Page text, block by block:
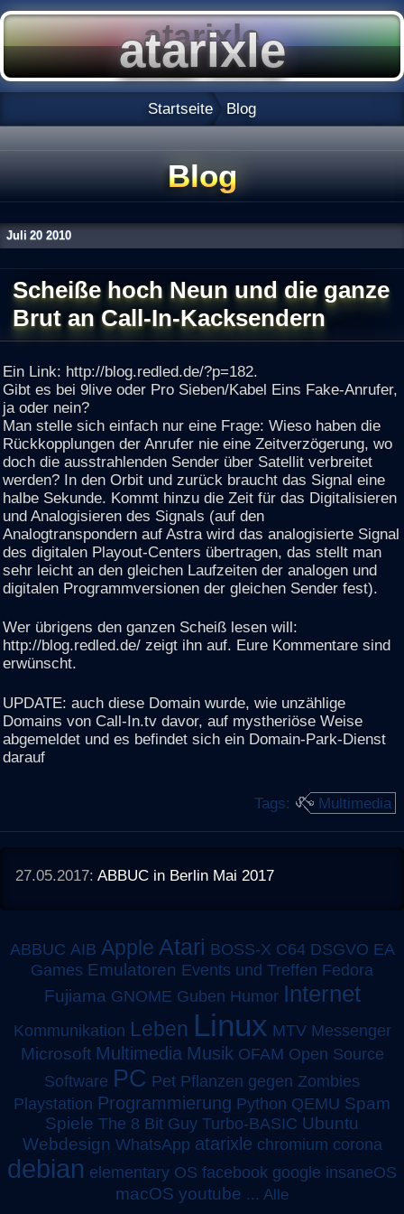
Startseite Blog
Blog
Juli 20 2010
Scheiße hoch Neun und die ganze
Brut an Call-In-Kacksendern
Ein Link: http://blog.redled.de/?p=182.
Gibt es bei 9live oder Pro Sieben/Kabel Eins Fake-Anrufer,
ja oder nein?
Man stelle sich einfach nur eine Frage: Wieso haben die
Rückkopplungen der Anrufer nie eine Zeitverzögerung, wo
doch die ausstrahlenden Sender über Satellit verbreitet
werden? In den Orbit und zurück braucht das Signal eine
halbe Sekunde. Kommt hinzu die Zeit für das Digitalisieren
und Analogisieren des Signals (auf den
Analogtranspondern auf Astra wird das analogisierte Signal
des digitalen Playout-Centers übertragen, das stellt man
sehr leicht an den gleichen Laufzeiten der analogen und
digitalen Programmversionen der gleichen Sender fest).
Wer übrigens den ganzen Scheiß lesen will:
http://blog.redled.de/ zeigt ihn auf. Eure Kommentare sind
erwünscht.
UPDATE: auch diese Domain wurde, wie unzählige
Domains von Call-In.tv davor, auf mystheriöse Weise
abgemeldet und es befindet sich ein Domain-Park-Dienst
darauf
Tags: Multimedia
27.05.2017:ABBUC in Berlin Mai 2017
ABBUC AIB Apple Atari BOSS-X C64 DSGVO EA
Games Emulatoren Events und Treffen Fedora
Fujiama GNOME Guben Humor Internet
Kommunikation Leben Linux MTV Messenger
Microsoft Multimedia Musik OFAM Open Source
Software PC Pet Pflanzen gegen Zombies
Playstation Programmierung Python QEMU Spam
Spiele The 8 Bit Guy Turbo-BASIC Ubuntu
Webdesign WhatsApp atarixle chromium corona
debian elementary OS facebook google insaneOS
macOS youtube ... Alle